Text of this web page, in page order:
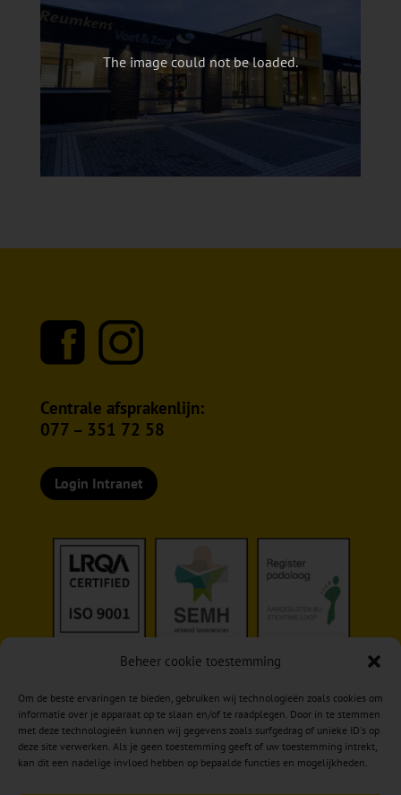
Beheer cookie toestemming
Om de beste ervaringen te bieden, gebruiken wij technologieën zoals cookies om
informatie over je apparaat op te slaan en/of te raadplegen. Door in te stemmen
met deze technologieën kunnen wij gegevens zoals surfgedrag of unieke ID's op
deze site verwerken. Als je geen toestemming geeft of uw toestemming intrekt,
kan dit een nadelige invloed hebben op bepaalde functies en mogelijkheden.
The image could not be loaded.
Centrale afsprakenlijn:
077 – 351 72 58
Login Intranet